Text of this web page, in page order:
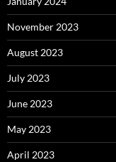
November 2023
August 2023
July 2023
June 2023
May 2023
April 2023